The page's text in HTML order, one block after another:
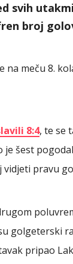
svih
broj
meču 8.
8:4, te se
šest
pravu
golgeterski
pripao